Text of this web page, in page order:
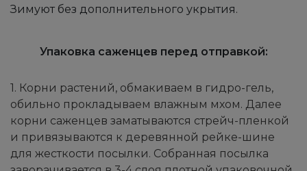
Зимуют без дополнительного укрытия.
Упаковка саженцев перед отправкой:
1. Корни растений, обмакиваем в гидро-гель,
обильно прокладываем влажным мхом. Далее
корни саженцев заматываются стрейч-пленкой
и привязываются к деревянной рейке-шине
для жесткости посылки. Собранная посылка